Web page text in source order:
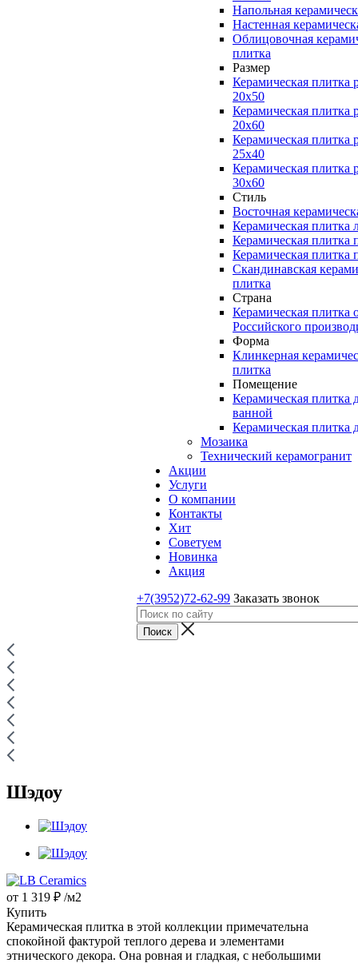
Напольная
Настенная
Облицовочная
плитка
Размер
Керамическая плитка
20x50
Керамическая плитка
20x60
Керамическая плитка
25x40
Керамическая плитка
30x60
Стиль
Восточная
Керамическая плитка
Керамическая плитка
Керамическая плитка
Скандинавская
плитка
Страна
Керамическая плитка
Российского
Форма
Клинкерная
плитка
Помещение
Керамическая плитка
ванной
Керамическая плитка
Мозаика
Технический керамогранит
Акции
Услуги
О компании
Контакты
Хит
Советуем
Новинка
Акция
+7(3952)72-62-99 Заказать звонок
Шэдоу
от 1 319 ₽ /м2
Купить
Керамическая плитка в этой коллекции примечательна
спокойной фактурой теплого дерева и элементами
этнического декора. Она ровная и гладкая, с небольшими